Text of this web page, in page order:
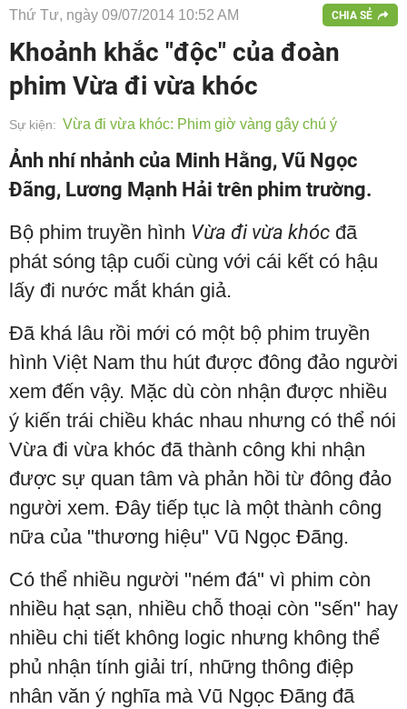
Thứ Tư, ngày 09/07/2014 10:52 AM CHIA SẺ
Khoảnh khắc "độc" của đoàn
phim Vừa đi vừa khóc
Sự kiện: Vừa đi vừa khóc: Phim giờ vàng gây chú ý
Ảnh nhí nhảnh của Minh Hằng, Vũ Ngọc
Đãng, Lương Mạnh Hải trên phim trường.
Bộ phim truyền hình Vừa đi vừa khóc đã
phát sóng tập cuối cùng với cái kết có hậu
lấy đi nước mắt khán giả.
Đã khá lâu rồi mới có một bộ phim truyền
hình Việt Nam thu hút được đông đảo người
xem đến vậy. Mặc dù còn nhận được nhiều
ý kiến trái chiều khác nhau nhưng có thể nói
Vừa đi vừa khóc đã thành công khi nhận
được sự quan tâm và phản hồi từ đông đảo
người xem. Đây tiếp tục là một thành công
nữa của "thương hiệu" Vũ Ngọc Đãng.
Có thể nhiều người "ném đá" vì phim còn
nhiều hạt sạn, nhiều chỗ thoại còn "sến" hay
nhiều chi tiết không logic nhưng không thể
phủ nhận tính giải trí, những thông điệp
nhân văn ý nghĩa mà Vũ Ngọc Đãng đã